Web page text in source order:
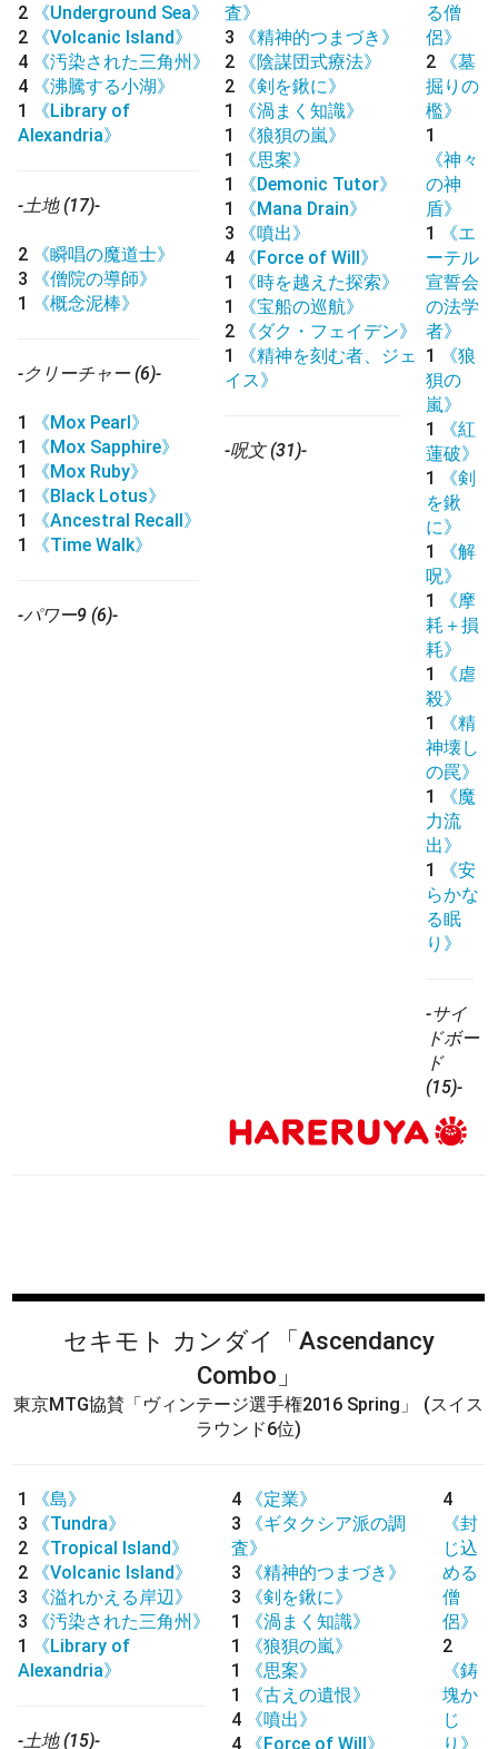
2
《Underground Sea》
2
《Volcanic Island》
4
《汚染された三角州》
4
《沸騰する小湖》
1
《Library of
Alexandria》
-土地 (17)-
2
《瞬唱の魔道士》
3
《僧院の導師》
1
《概念泥棒》
-クリーチャー (6)-
1
《Mox Pearl》
1
《Mox Sapphire》
1
《Mox Ruby》
1
《Black Lotus》
1
《Ancestral Recall》
1
《Time Walk》
-パワー9 (6)-
査》
3
《精神的つまづき》
2
《陰謀団式療法》
2
《剣を鍬に》
1
《渦まく知識》
1
《狼狽の嵐》
1
《思案》
1
《Demonic Tutor》
1
《Mana Drain》
3
《噴出》
4
《Force of Will》
1
《時を越えた探索》
1
《宝船の巡航》
2
《ダク・フェイデン》
1
《精神を刻む者、ジェ
イス》
-呪文 (31)-
る僧
侶》
2
《墓
掘りの
檻》
1
《神々
の神
盾》
1
《エ
ーテル
宣誓会
の法学
者》
1
《狼
狽の
嵐》
1
《紅
蓮破》
1
《剣
を鍬
に》
1
《解
呪》
1
《摩
耗＋損
耗》
1
《虐
殺》
1
《精
神壊し
の罠》
1
《魔
力流
出》
1
《安
らかな
る眠
り》
-サイ
ドボー
ド
(15)-
セキモト カンダイ
「Ascendancy
Combo」
東京MTG協賛「ヴィンテージ選手権2016 Spring」
(スイス
ラウンド6位)
1
《島》
3
《Tundra》
2
《Tropical Island》
2
《Volcanic Island》
3
《溢れかえる岸辺》
3
《汚染された三角州》
1
《Library of
Alexandria》
-土地 (15)-
4
《定業》
3
《ギタクシア派の調
査》
3
《精神的つまづき》
3
《剣を鍬に》
1
《渦まく知識》
1
《狼狽の嵐》
1
《思案》
1
《古えの遺恨》
4
《噴出》
4
《Force of Will》
4
《封
じ込
める
僧
侶》
2
《鋳
塊か
じ
り》